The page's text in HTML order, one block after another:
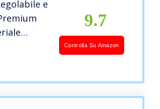
e
9.7
Controlla Su Amazon